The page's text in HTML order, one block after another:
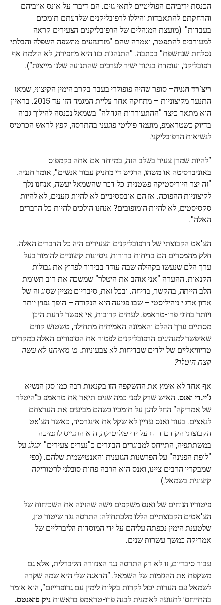
הכנסת יריביהם הפוליטיים לתאי גזים. הם דיברו על אונס אויביהם
והרחקתם להתאבדות והיללו לרפובליקנים שלדעתם תומכים
בעבדות". (מועצת המנהלים של הרפובליקנים הצעירים קראה
למעורבים להתפטר, ואמרה שהם "מזדעזעים מהשפה השפלה והבלתי
נסלחת שנחשפת" בכתבה. "התנהגות כזו היא מחפירה, לא הולמת אף
רפובליקני, ועומדת בניגוד ישיר לערכים שהתנועה שלנו מייצגת").
ריצ'רד חנניה– סופר שהיה פופולרי בעבר בקרב הימין הקיצוני, שמאז
התנער מקיצוניות – מתחקה אחר עליית המגמה הזו עד 2015. בראיון
הוא מתאר כיצד "ההתעוררות הגדולה" בשמאל נכנסה להילוך גבוה
בדיוק כשטראמפ, מועמד פוליטי פוגעני בהתרסה, קפץ לראש הכרטיס
לנשיאות הרפובליקני.
"להיות שמרן צעיר בשלב הזה, במיוחד אם אתה בקמפוס
באוניברסיטה או משהו, הרגיש די מחניק עבור אנשים", אומר חנניה.
"זה יצר היוריסטיקה פשטנית: כל דבר שהשמאל יעשה, אנחנו נלך
לקיצוניות ההפוכה. אז הם אובססיביים לא להיות גזענים, לא להיות
סקסיסטים, לא להיות הומופובים? אנחנו הולכים להיות כל הדברים
האלה".
הצ'אט הקבוצתי של הרפובליקנים הצעירים היה כל הדברים האלה.
חלק מהמסרים הם בדיחות ברורות, ניסיונות קיצוניים להומור בעל
ערך הלם שנעשו בקהילה שבה עודד בבירור לפרוץ את גבולות
הקנאות. ההערה "אני אוהב את היטלר" שמשכה את רוב תשומת
הלב הייתה, בהקשר, בדיחה. ובכל זאת, סיבריום מציין שסוג זה של
אדון אדג'י ניהיליסטי – שבו פגיעה היא הנקודה – הופך נפוץ יותר
ויותר בחוגי פרו-טראמפ. לעתים קרובות, אי אפשר לדעת היכן
מסתיים ערך ההלם והאמונה האמיתית מתחילה, טשטוש קווים
שאיפשר למנהיגים הרפובליקנים לפטור את הסיפורים האלה כמקרים
טריוויאליים של ילדים שבדיחות לא צבעוניות. מי מאיתנו לא עשה
קצת היטלר?
אף אחד לא אימץ את ההשקפה הזו בקנאות רבה כמו סגן הנשיא
ג'יי.די ואנס. האיש שרק לפני כמה שנים תיאר את טראמפ כ"היטלר
של אמריקה" החל להגן על תומכיו כשהם מביעים את הערצתם
לנאצים. בעוד ואנס עדיין לא שקל את אינגרסיה, כאשר הצ'אט
הקבוצתי הקודם דווח על ידיפוליטיקה, הוא התגייס לתמיכה
במשתתפיה, התייחס למבוגרים הבוגרים כ"נערים צעירים" ולגלג על
"לופת הפנינה" על הפרשנות הגזענית והאנטישמית שלהם. (כפי
שמבקריו הרבים ציינו, ואנס הוא הרבה פחות סובלני לרטוריקה
קיצונית בשמאל.)
פיטוריו הנוחים של ואנס משקפים גישה שהזינה את השכיחות של
הצ'אטים הקבוצתיים הללו מלכתחילה: התרסה נגד שיטור טון,
שלטענת הימין נכפתה עליהם על ידי המוסדות הליברליים של
אמריקה במשך עשרות שנים.
עבור סיבריום, זו לא רק התרסה נגד הצנזורה הליברלית, אלא גם
משקפת את ההגזמות של השמאל. "הדאגה שלי היא שמה שקרה
לשמאל עם הערות יכול לקרות בקלות לימין עם גרופרייזם", הוא אומר
בהתייחסו לתנועה לאומנית לבנה פרו-טראמפ בראשותניק פואנטס.